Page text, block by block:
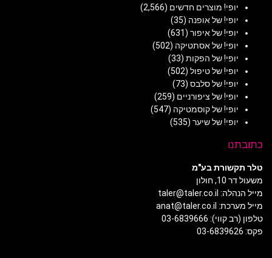
יופי! מוצרים חדשים (2,566)
יופי! של אופנה (35)
יופי! של איפור (631)
יופי! של אסתטיקה (502)
יופי! של הפקות (33)
יופי! של טיפול (502)
יופי! של סלבס (73)
יופי! של ציפורניים (259)
יופי! של קוסמטיקה (547)
יופי! של שיער (535)
כתובתנו
טלר תקשורת בע"מ
משעול דר 10, חולון
מייל הנהלה: taler@taler.co.il
מייל מערכת: anat@taler.co.il
טלפון (רב קווי): 03-6839666
פקס: 03-6839626